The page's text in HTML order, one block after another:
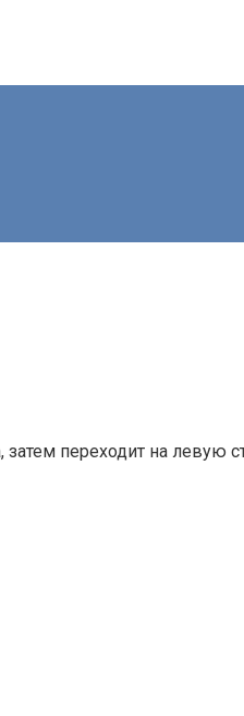
переходит на левую